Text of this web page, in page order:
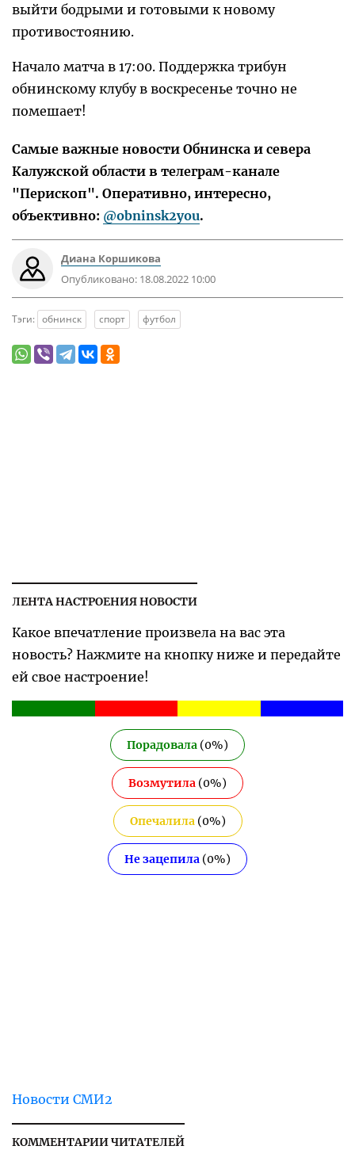
выйти бодрыми и готовыми к новому
противостоянию.
Начало матча в 17:00. Поддержка трибун
обнинскому клубу в воскресенье точно не
помешает!
Самые важные новости Обнинска и севера
Калужской области в телеграм-канале
"Перископ". Оперативно, интересно,
объективно: @obninsk2you.
Диана Коршикова
Опубликовано: 18.08.2022 10:00
Тэги: обнинск спорт футбол
ЛЕНТА НАСТРОЕНИЯ НОВОСТИ
Какое впечатление произвела на вас эта
новость? Нажмите на кнопку ниже и передайте
ей свое настроение!
Порадовала (0%)
Возмутила (0%)
Опечалила(0%)
Не зацепила (0%)
Новости СМИ2
КОММЕНТАРИИ ЧИТАТЕЛЕЙ